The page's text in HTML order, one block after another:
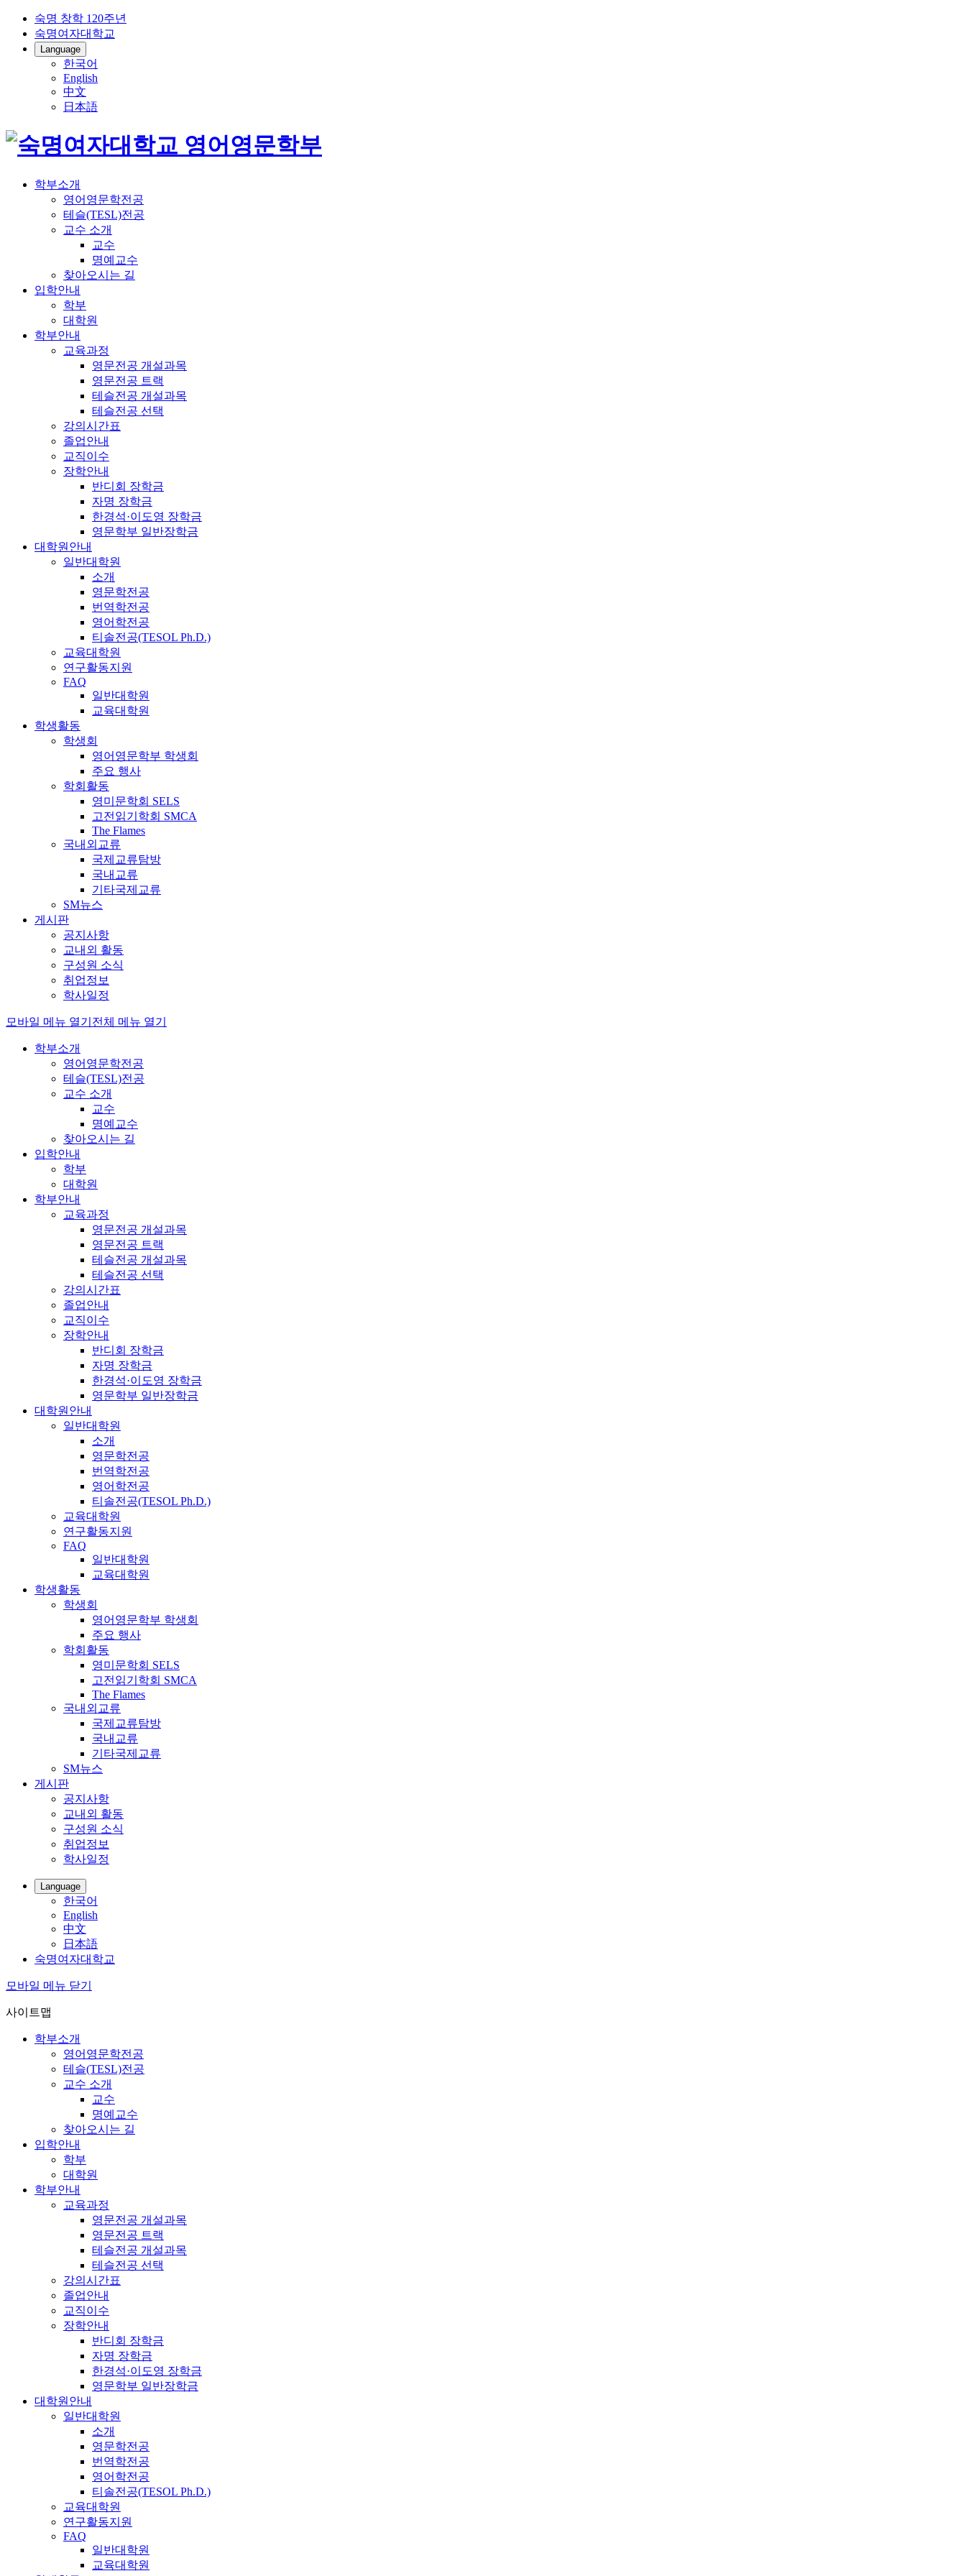
숙명 창학 120주년
숙명여자대학교
Language
한국어
English
中文
日本語
학부소개
영어영문학전공
테슬(TESL)전공
교수 소개
교수
명예교수
찾아오시는 길
입학안내
학부
대학원
학부안내
교육과정
영문전공 개설과목
영문전공 트랙
테슬전공 개설과목
테슬전공 선택
강의시간표
졸업안내
교직이수
장학안내
반디회 장학금
자명 장학금
한경석·이도영 장학금
영문학부 일반장학금
대학원안내
일반대학원
소개
영문학전공
번역학전공
영어학전공
티솔전공(TESOL Ph.D.)
교육대학원
연구활동지원
FAQ
일반대학원
교육대학원
학생활동
학생회
영어영문학부 학생회
주요 행사
학회활동
영미문학회 SELS
고전읽기학회 SMCA
The Flames
국내외교류
국제교류탐방
국내교류
기타국제교류
SM뉴스
게시판
공지사항
교내외 활동
구성원 소식
취업정보
학사일정
모바일 메뉴 열기 전체 메뉴 열기
학부소개
영어영문학전공
테슬(TESL)전공
교수 소개
교수
명예교수
찾아오시는 길
입학안내
학부
대학원
학부안내
교육과정
영문전공 개설과목
영문전공 트랙
테슬전공 개설과목
테슬전공 선택
강의시간표
졸업안내
교직이수
장학안내
반디회 장학금
자명 장학금
한경석·이도영 장학금
영문학부 일반장학금
대학원안내
일반대학원
소개
영문학전공
번역학전공
영어학전공
티솔전공(TESOL Ph.D.)
교육대학원
연구활동지원
FAQ
일반대학원
교육대학원
학생활동
학생회
영어영문학부 학생회
주요 행사
학회활동
영미문학회 SELS
고전읽기학회 SMCA
The Flames
국내외교류
국제교류탐방
국내교류
기타국제교류
SM뉴스
게시판
공지사항
교내외 활동
구성원 소식
취업정보
학사일정
Language
한국어
English
中文
日本語
숙명여자대학교
모바일 메뉴 닫기
사이트맵
학부소개
영어영문학전공
테슬(TESL)전공
교수 소개
교수
명예교수
찾아오시는 길
입학안내
학부
대학원
학부안내
교육과정
영문전공 개설과목
영문전공 트랙
테슬전공 개설과목
테슬전공 선택
강의시간표
졸업안내
교직이수
장학안내
반디회 장학금
자명 장학금
한경석·이도영 장학금
영문학부 일반장학금
대학원안내
일반대학원
소개
영문학전공
번역학전공
영어학전공
티솔전공(TESOL Ph.D.)
교육대학원
연구활동지원
FAQ
일반대학원
교육대학원